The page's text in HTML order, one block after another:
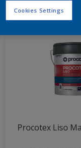
Procotex Liso
Cookies Settings